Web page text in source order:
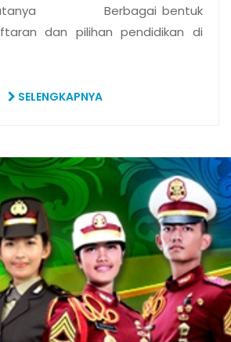
Berbagai bentuk
dan pilihan pendidikan di
SELENGKAPNYA